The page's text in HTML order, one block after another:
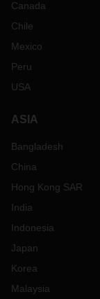
Canada
Chile
Mexico
Peru
USA
ASIA
Bangladesh
China
Hong Kong SAR
India
Indonesia
Japan
Korea
Malaysia